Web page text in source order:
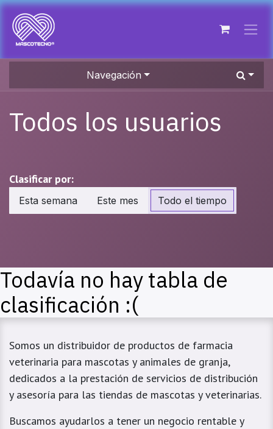
Ir al contenido
Navegación
Todos los usuarios
Clasificar por:
Esta semana Este mes Todo el tiempo
Todavía no hay tabla de
clasificación :(
Somos un distribuidor de productos de farmacia
veterinaria para mascotas y animales de granja,
dedicados a la prestación de servicios de distribución
y asesoría para las tiendas de mascotas y veterinarias.
Buscamos ayudarlos a tener un negocio rentable y